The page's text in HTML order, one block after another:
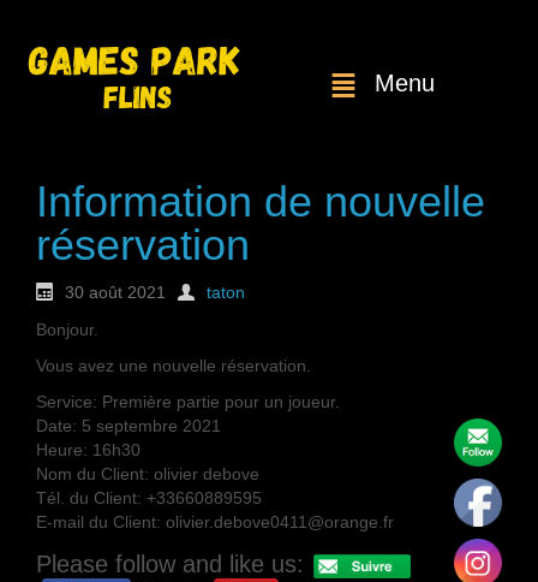
Menu
Information de nouvelle
réservation
30 août 2021
taton
Bonjour.
Vous avez une nouvelle réservation.
Service: Première partie pour un joueur.
Date: 5 septembre 2021
Heure: 16h30
Nom du Client: olivier debove
Tél. du Client: +33660889595
E-mail du Client: olivier.debove0411@orange.fr
Please follow and like us: